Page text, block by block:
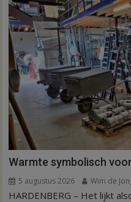
Warmte symbolisch
5 augustus 2026 Wim de
HARDENBERG – Het lijkt